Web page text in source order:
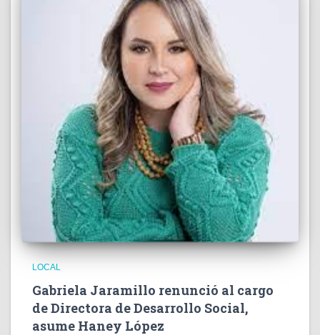
LOCAL
Gabriela Jaramillo renunció al cargo
de Directora de Desarrollo Social,
asume Haney López